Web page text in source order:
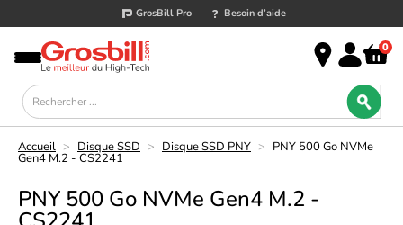
GrosBill Pro Besoin d’aide
0
Accueil > Disque SSD > Disque SSD PNY > PNY 500 Go NVMe
Gen4 M.2 - CS2241
PNY 500 Go NVMe Gen4 M.2 -